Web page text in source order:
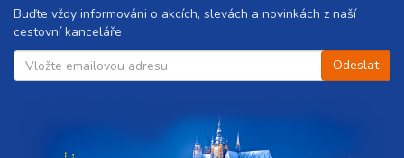
Buďte vždy informováni o akcích, slevách a novinkách z naší
cestovní kanceláře